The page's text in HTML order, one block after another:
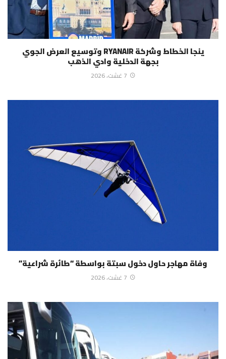
ينجا الخطاط وشركة RYANAIR وتوسيع العرض الجوي
بجهة الدخلية وادي الذهب
7 غشت، 2026
وفاة مهاجر حاول دخول سبتة بواسطة “طائرة شراعية”
7 غشت، 2026